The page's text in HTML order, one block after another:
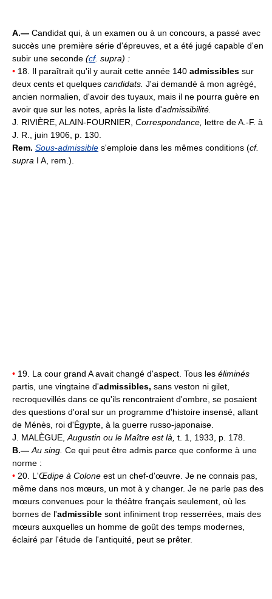
A.— Candidat qui, à un examen ou à un concours, a passé avec
succès une première série d'épreuves, et a été jugé capable d'en
subir une seconde (cf. supra) :
• 18. Il paraîtrait qu'il y aurait cette année 140 admissibles sur
deux cents et quelques candidats. J'ai demandé à mon agrégé,
ancien normalien, d'avoir des tuyaux, mais il ne pourra guère en
avoir que sur les notes, après la liste d'admissibilité.
J. RIVIÈRE, ALAIN-FOURNIER, Correspondance, lettre de A.-F. à
J. R., juin 1906, p. 130.
Rem. Sous-admissible s'emploie dans les mêmes conditions (cf.
supra I A, rem.).
• 19. La cour grand A avait changé d'aspect. Tous les éliminés
partis, une vingtaine d'admissibles, sans veston ni gilet,
recroquevillés dans ce qu'ils rencontraient d'ombre, se posaient
des questions d'oral sur un programme d'histoire insensé, allant
de Ménès, roi d'Égypte, à la guerre russo-japonaise.
J. MALÈGUE, Augustin ou le Maître est là, t. 1, 1933, p. 178.
B.— Au sing. Ce qui peut être admis parce que conforme à une
norme :
• 20. L'Œdipe à Colone est un chef-d'œuvre. Je ne connais pas,
même dans nos mœurs, un mot à y changer. Je ne parle pas des
mœurs convenues pour le théâtre français seulement, où les
bornes de l'admissible sont infiniment trop resserrées, mais des
mœurs auxquelles un homme de goût des temps modernes,
éclairé par l'étude de l'antiquité, peut se prêter.